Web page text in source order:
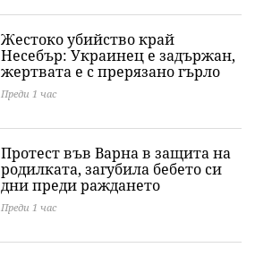
Жестоко убийство край
Несебър: Украинец е задържан,
жертвата е с прерязано гърло
Преди 1 час
Протест във Варна в защита на
родилката, загубила бебето си
дни преди раждането
Преди 1 час